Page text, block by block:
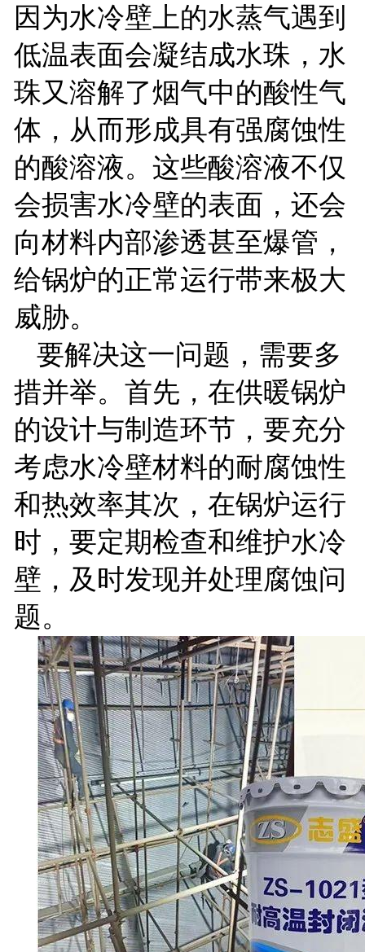
因为水冷壁上的水蒸气遇到
低温表面会凝结成水珠，水
珠又溶解了烟气中的酸性气
体，从而形成具有强腐蚀性
的酸溶液。这些酸溶液不仅
会损害水冷壁的表面，还会
向材料内部渗透甚至爆管，
给锅炉的正常运行带来极大
威胁。
要解决这一问题，需要多
措并举。首先，在供暖锅炉
的设计与制造环节，要充分
考虑水冷壁材料的耐腐蚀性
和热效率其次，在锅炉运行
时，要定期检查和维护水冷
壁，及时发现并处理腐蚀问
题。